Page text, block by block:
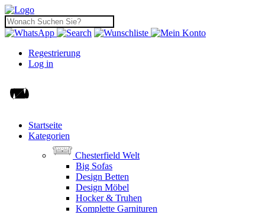
Regestrierung
Log in
Startseite
Kategorien
Chesterfield Welt
Big Sofas
Design Betten
Design Möbel
Hocker & Truhen
Komplette Garnituren